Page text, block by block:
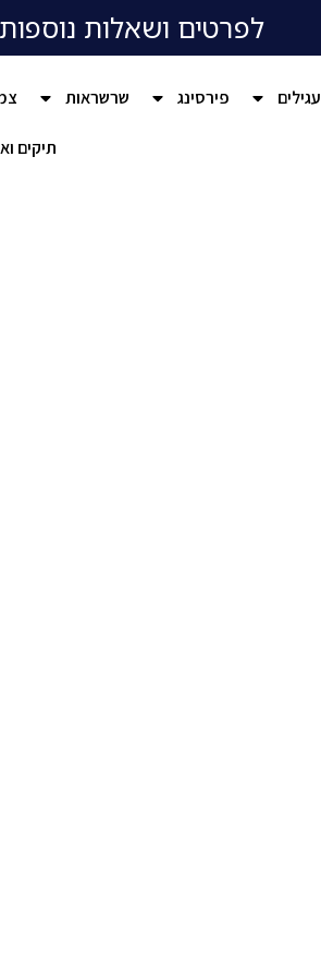
לפרטים ושאלות נוספות חייגו
עגילים פירסינג שרשראות
תיקים